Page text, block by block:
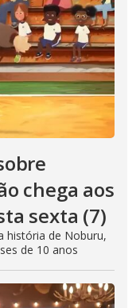
chega aos
sexta (7)
história de Noburu,
de 10 anos